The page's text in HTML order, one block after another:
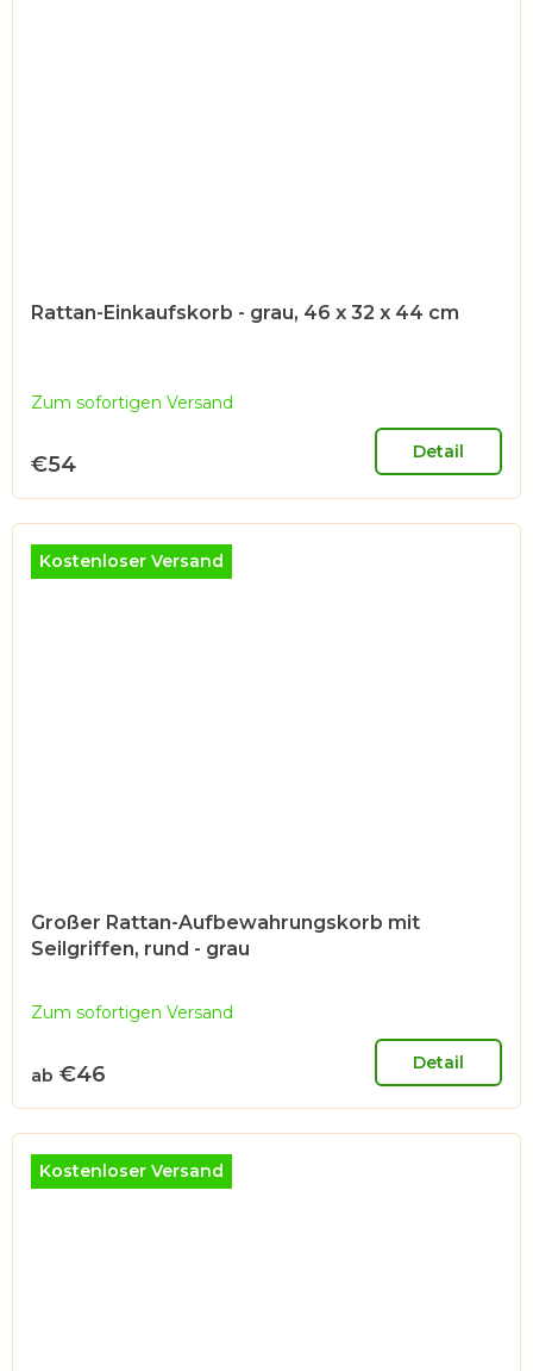
Rattan-Einkaufskorb - grau, 46 x 32 x 44 cm
Zum sofortigen Versand
€54 Detail
Kostenloser Versand
Großer Rattan-Aufbewahrungskorb mit
Seilgriffen, rund - grau
Zum sofortigen Versand
ab €46 Detail
Kostenloser Versand